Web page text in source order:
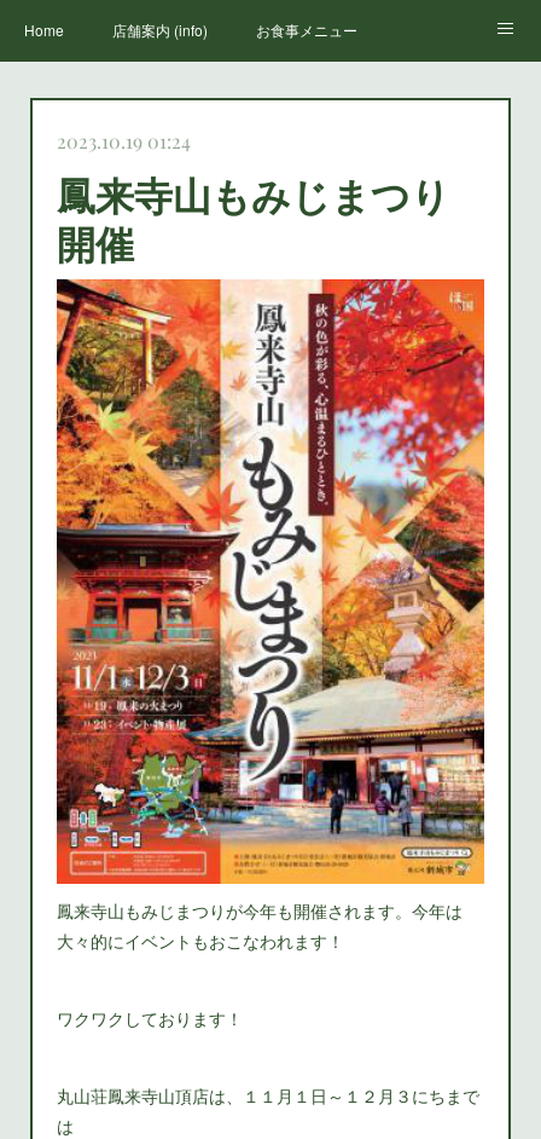
Home 店舗案内 (info) お食事メニュー
2023.10.19 01:24
鳳来寺山もみじまつり
開催
鳳来寺山もみじまつりが今年も開催されます。今年は
大々的にイベントもおこなわれます！
ワクワクしております！
丸山荘鳳来寺山頂店は、１１月１日～１２月３にちまで
は